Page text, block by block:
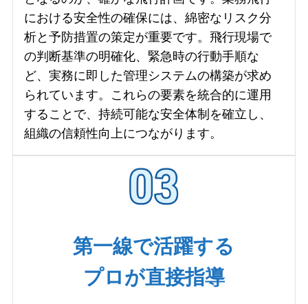
における安全性の確保には、綿密なリスク分
析と予防措置の策定が重要です。飛行現場で
の判断基準の明確化、緊急時の行動手順な
ど、実務に即した管理システムの構築が求め
られています。これらの要素を統合的に運用
することで、持続可能な安全体制を確立し、
組織の信頼性向上につながります。
第一線で活躍する
プロが直接指導